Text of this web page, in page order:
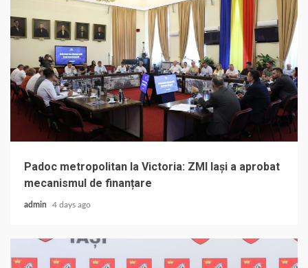
Padoc metropolitan la Victoria: ZMI Iași a aprobat
mecanismul de finanțare
admin 4 days ago